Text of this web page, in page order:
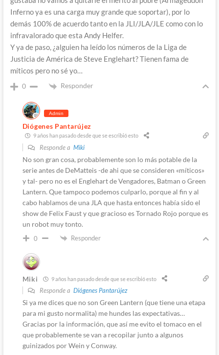
Inferno ya es una carga muy grande que soportar), por lo
demás 100% de acuerdo tanto en la JLI/JLA/JLE como con lo
infravalorado que esta Andy Helfer.
Y ya de paso, ¿alguien ha leído los números de la Liga de
Justicia de América de Steve Englehart? Tienen fama de
míticos pero no sé yo…
0 Responder
Admin
Diógenes Pantarújez
9 años han pasado desde que se escribió esto
Responde a Miki
No son gran cosa, probablemente son lo más potable de la
serie antes de DeMatteis -de ahi que se consideren «míticos»
y tal- pero no es el Englehart de Vengadores, Batman o Green
Lantern. Que tampoco podemos culparlo, porque al fin y al
cabo hablamos de una JLA que hasta entonces había sido el
show de Felix Faust y que gracioso es Tornado Rojo porque es
un robot muy tonto.
0 Responder
Miki 9 años han pasado desde que se escribió esto
Responde a Diógenes Pantarújez
Si ya me dices que no son Green Lantern (que tiene una etapa
para mi gusto normalita) me hundes las expectativas…
Gracias por la información, que así me evito el tomaco en el
que probablemente se van a recopilar junto a algunos
guinizados por Wein y Conway.